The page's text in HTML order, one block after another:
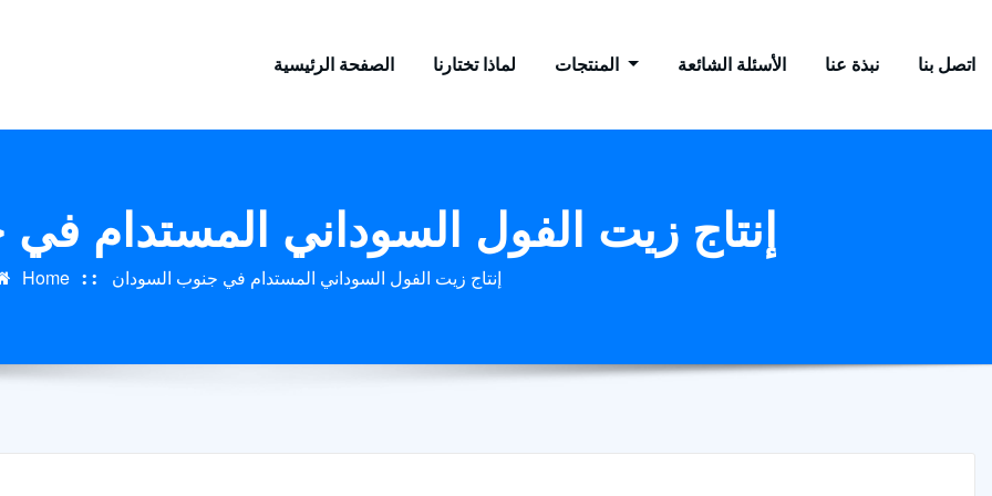
الصفحة الرئيسية لماذا تختارنا الأسئلة الشائعة نبذة عنا اتصل بنا
إنتاج زيت الفول السوداني المستدام
Home إنتاج زيت الفول السوداني المستدام في جنوب السودان